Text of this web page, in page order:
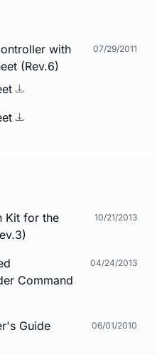
with
(Rev.6)
07/29/2011
Kit for the
10/21/2013
Command
04/24/2013
Guide 06/01/2010